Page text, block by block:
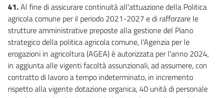
41.Al fine di assicurare continuità all'attuazione della Politica
agricola comune per il periodo 2021-2027 e di rafforzare le
strutture amministrative preposte alla gestione del Piano
strategico della politica agricola comune, l'Agenzia per le
erogazioni in agricoltura (AGEA) è autorizzata per l'anno 2024,
in aggiunta alle vigenti facoltà assunzionali, ad assumere, con
contratto di lavoro a tempo indeterminato, in incremento
rispetto alla vigente dotazione organica, 40 unità di personale